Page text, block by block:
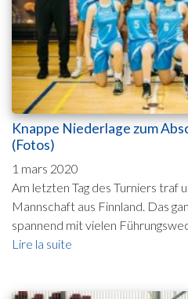
Knappe Niederlage zum
(Fotos)
1 mars 2020
Am letzten Tag des Turniers traf
Mannschaft aus Finnland. Das
spannend mit vielen
Lire la suite